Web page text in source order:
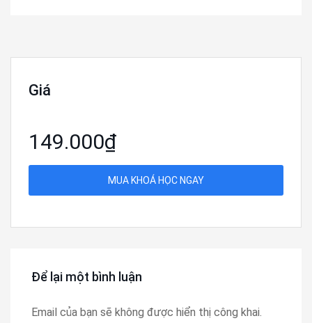
Giá
149.000₫
MUA KHOÁ HỌC NGAY
Để lại một bình luận
Email của bạn sẽ không được hiển thị công khai.